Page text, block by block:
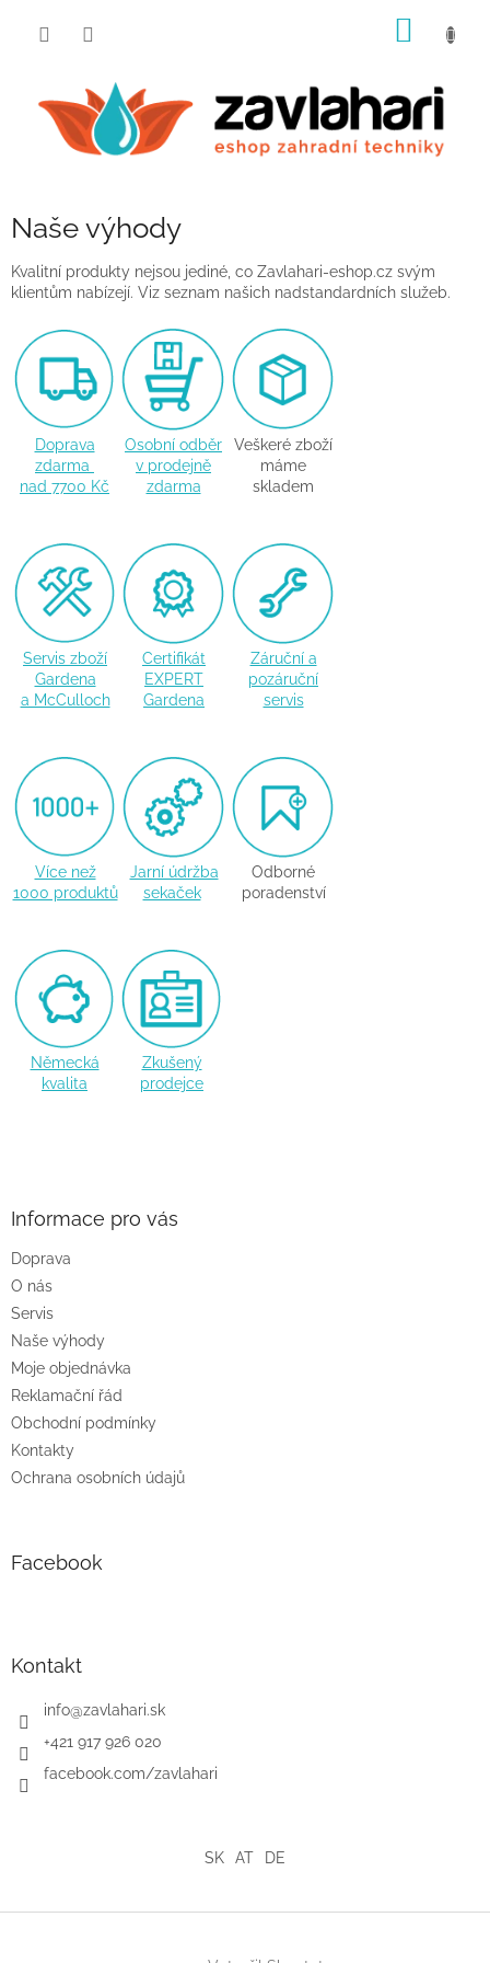
Naše výhody
Kvalitní produkty nejsou jediné, co Zavlahari-eshop.cz svým
klientům nabízejí. Viz seznam našich nadstandardních služeb.
Doprava
zdarma
nad 7700 Kč
Osobní odběr
v prodejně
zdarma
Veškeré zboží
máme
skladem
Servis zboží
Gardena
a McCulloch
Certifikát
EXPERT
Gardena
Záruční a
pozáruční
servis
Více než
1000 produktů
Jarní údržba
sekaček
Odborné
poradenství
Německá
kvalita
Zkušený
prodejce
Informace pro vás
Doprava
O nás
Servis
Naše výhody
Moje objednávka
Reklamační řád
Obchodní podmínky
Kontakty
Ochrana osobních údajů
Facebook
Kontakt
info@zavlahari.sk
+421 917 926 020
facebook.com/zavlahari
SK AT DE